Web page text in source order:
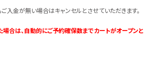
入金が無い場合はキャンセルとさせていただきます。
合は、自動的にご予約確保数までカートがオープンと